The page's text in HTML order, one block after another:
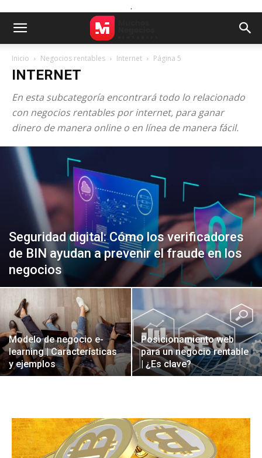
.
Inicio Negocios rentables Internet Página 5
INTERNET
En esta subcategoría encontrará todo lo relacionado
con negocios rentables por internet, para ganar
dinero de manera online o en línea de manera fácil.
Seguridad digital: Cómo los verificadores
de BIN ayudan a prevenir el fraude en los
negocios
Modelo de negocio e-
learning | Características
y ejemplos
Posicionamiento web
para un negocio rentable
| ¿Es clave?